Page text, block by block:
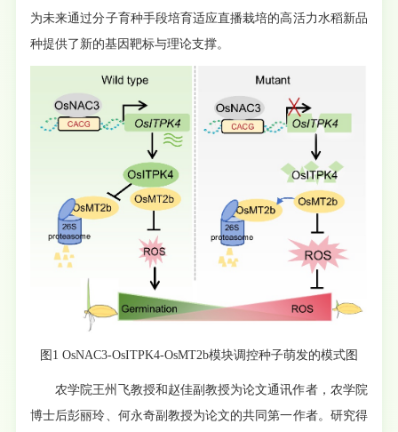
为未来通过分子育种手段培育适应直播栽培的高活力水稻新品
种提供了新的基因靶标与理论支撑。
图1 OsNAC3-OsITPK4-OsMT2b模块调控种子萌发的模式图
农学院王州飞教授和赵佳副教授为论文通讯作者，农学院
博士后彭丽玲、何永奇副教授为论文的共同第一作者。研究得